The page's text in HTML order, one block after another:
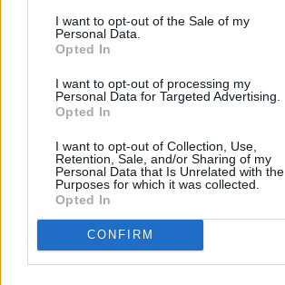
I want to opt-out of the Sale of my
Personal Data.
Opted In
I want to opt-out of processing my
Personal Data for Targeted Advertising.
Opted In
I want to opt-out of Collection, Use,
Retention, Sale, and/or Sharing of my
Personal Data that Is Unrelated with the
Purposes for which it was collected.
Opted In
CONFIRM
PREVIOUS ARTICLE
Ενιαίο Μητρώο Ακινήτων: Η
ψηφιακή επανάσταση στη